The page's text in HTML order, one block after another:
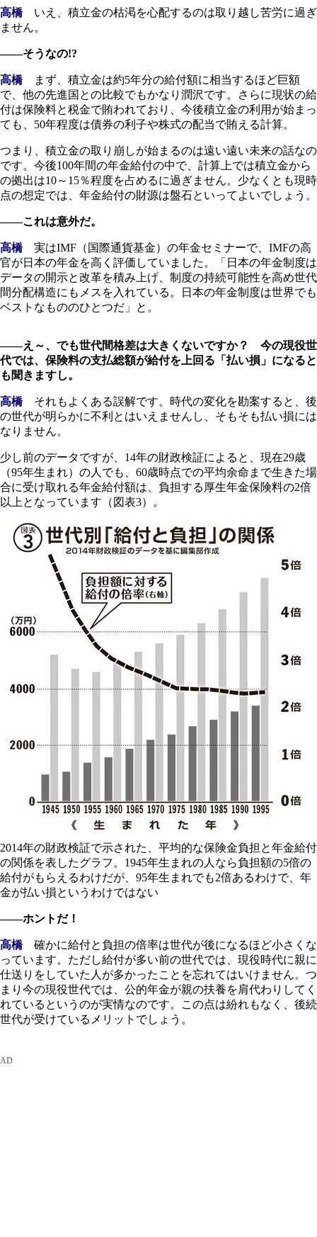
高橋いえ、積立金の枯渇を心配するのは取り越し苦労に過ぎ
ません。
――そうなの!?
高橋まず、積立金は約5年分の給付額に相当するほど巨額
で、他の先進国との比較でもかなり潤沢です。さらに現状の給
付は保険料と税金で賄われており、今後積立金の利用が始まっ
ても、50年程度は債券の利子や株式の配当で賄える計算。
つまり、積立金の取り崩しが始まるのは遠い遠い未来の話なの
です。今後100年間の年金給付の中で、計算上では積立金から
の拠出は10～15％程度を占めるに過ぎません。少なくとも現時
点の想定では、年金給付の財源は盤石といってよいでしょう。
――これは意外だ。
高橋実はIMF（国際通貨基金）の年金セミナーで、IMFの高
官が日本の年金を高く評価していました。「日本の年金制度は
データの開示と改革を積み上げ、制度の持続可能性を高め世代
間分配構造にもメスを入れている。日本の年金制度は世界でも
ベストなもののひとつだ」と。
――え～、でも世代間格差は大きくないですか？ 今の現役世
代では、保険料の支払総額が給付を上回る「払い損」になると
も聞きますし。
高橋それもよくある誤解です。時代の変化を勘案すると、後
の世代が明らかに不利とはいえませんし、そもそも払い損には
なりません。
少し前のデータですが、14年の財政検証によると、現在29歳
（95年生まれ）の人でも、60歳時点での平均余命まで生きた場
合に受け取れる年金給付額は、負担する厚生年金保険料の2倍
以上となっています（図表3）。
2014年の財政検証で示された、平均的な保険金負担と年金給付
の関係を表したグラフ。1945年生まれの人なら負担額の5倍の
給付がもらえるわけだが、95年生まれでも2倍あるわけで、年
金が払い損というわけではない
――ホントだ！
高橋確かに給付と負担の倍率は世代が後になるほど小さくな
っています。ただし給付が多い前の世代では、現役時代に親に
仕送りをしていた人が多かったことを忘れてはいけません。つ
まり今の現役世代では、公的年金が親の扶養を肩代わりしてく
れているというのが実情なのです。この点は紛れもなく、後続
世代が受けているメリットでしょう。